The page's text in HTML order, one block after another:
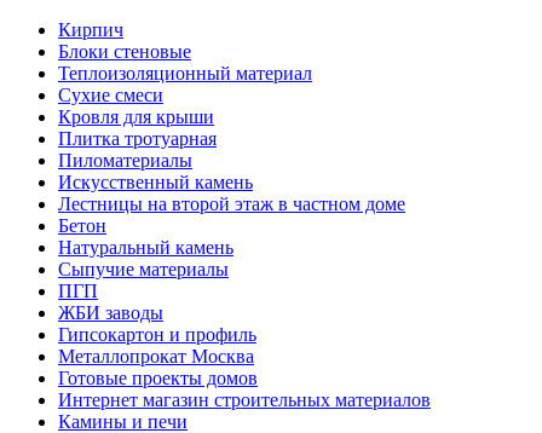
Кирпич
Блоки стеновые
Теплоизоляционный материал
Сухие смеси
Кровля для крыши
Плитка тротуарная
Пиломатериалы
Искусственный камень
Лестницы на второй этаж в частном доме
Бетон
Натуральный камень
Сыпучие материалы
ПГП
ЖБИ заводы
Гипсокартон и профиль
Металлопрокат Москва
Готовые проекты домов
Интернет магазин строительных материалов
Камины и печи